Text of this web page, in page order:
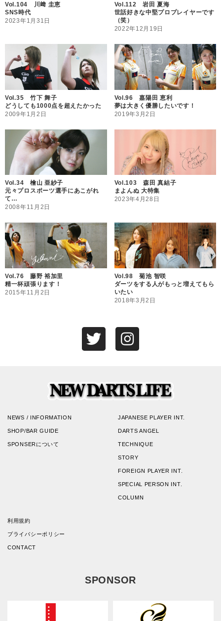
Vol.104 川﨑 圭恵
SNS時代
2023年1月31日
Vol.112 岩田 夏海
世話好きな中堅プロプレイヤーです
（笑）
2022年12月19日
Vol.35 竹下 舞子
どうしても1000点を超えたかった
2009年1月2日
Vol.96 嘉陽田 恵利
夢は大きく優勝したいです！
2019年3月2日
Vol.34 檜山 亜紗子
元々プロスポーツ選手にあこがれ
て…
2008年11月2日
Vol.103 森田 真結子
まよんぬ 大特集
2023年4月28日
Vol.76 藤野 裕加里
精一杯頑張ります！
2015年11月2日
Vol.98 菊池 智咲
ダーツをする人がもっと増えてもら
いたい
2018年3月2日
NEWS / INFORMATION
SHOP/BAR GUIDE
SPONSERについて
JAPANESE PLAYER INT.
DARTS ANGEL
TECHNIQUE
STORY
FOREIGN PLAYER INT.
SPECIAL PERSON INT.
COLUMN
利用規約
プライバシーポリシー
CONTACT
SPONSOR